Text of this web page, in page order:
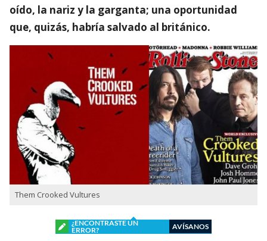
oído, la nariz y la garganta; una oportunidad
que, quizás, habría salvado al británico.
Them Crooked Vultures
¿ENCONTRASTE UN
ERROR?
AVÍSANOS